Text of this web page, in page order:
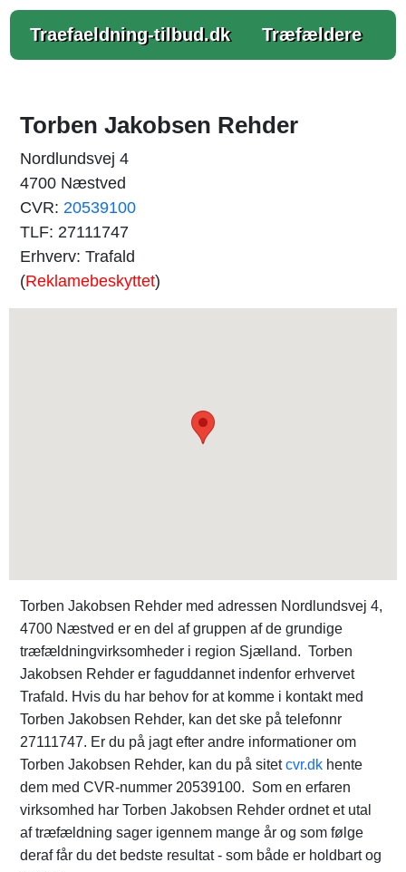
Traefaeldning-tilbud.dk Træfældere
Torben Jakobsen Rehder
Nordlundsvej 4
4700 Næstved
CVR: 20539100
TLF: 27111747
Erhverv: Trafald
(Reklamebeskyttet)
Torben Jakobsen Rehder med adressen Nordlundsvej 4,
4700 Næstved er en del af gruppen af de grundige
træfældningvirksomheder i region Sjælland. Torben
Jakobsen Rehder er faguddannet indenfor erhvervet
Trafald. Hvis du har behov for at komme i kontakt med
Torben Jakobsen Rehder, kan det ske på telefonnr
27111747. Er du på jagt efter andre informationer om
Torben Jakobsen Rehder, kan du på sitetcvr.dk hente
dem med CVR-nummer 20539100. Som en erfaren
virksomhed har Torben Jakobsen Rehder ordnet et utal
af træfældning sager igennem mange år og som følge
deraf får du det bedste resultat - som både er holdbart og